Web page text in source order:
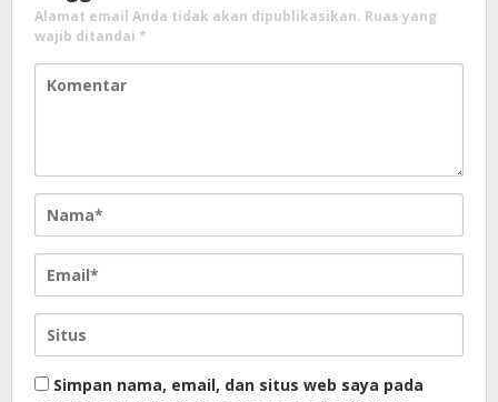
Alamat email Anda tidak akan dipublikasikan. Ruas yang
wajib ditandai *
Simpan nama, email, dan situs web saya pada